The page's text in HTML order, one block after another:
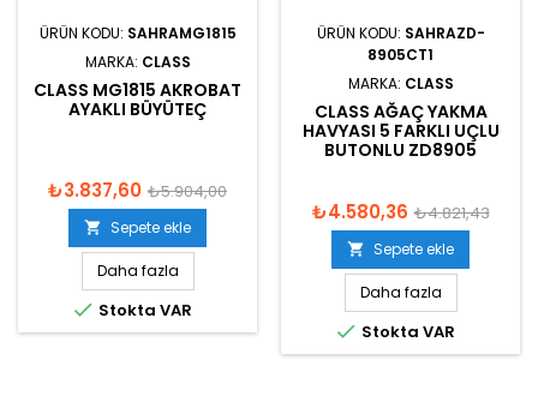
ÜRÜN KODU: SAHRAMG1815
MARKA: CLASS
CLASS MG1815 AKROBAT
AYAKLI BÜYÜTEÇ
₺3.837,60 ₺5.904,00
 Sepete ekle
Daha fazla
 Stokta VAR
ÜRÜN KODU: SAHRAZD-
8905CT1
MARKA: CLASS
CLASS AĞAÇ YAKMA
HAVYASI 5 FARKLI UÇLU
BUTONLU ZD8905
₺4.580,36 ₺4.821,43
 Sepete ekle
Daha fazla
 Stokta VAR